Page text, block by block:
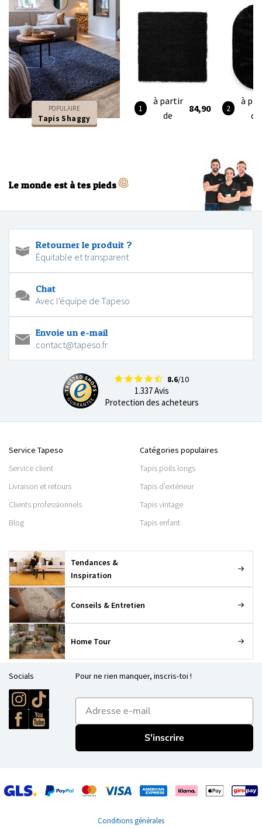
POPULAIRE
Tapis Shaggy
à partir
de
84,90
à
de
Le monde est à tes pieds
Retourner le produit ?
Équitable et transparent
Chat
Avec l'équipe de Tapeso
Envoie un e-mail
contact@tapeso.fr
8.6/10
1.337 Avis
Protection des acheteurs
Service Tapeso
Service client
Livraison et retours
Clients professionnels
Blog
Catégories populaires
Tapis poils longs
Tapis d’extérieur
Tapis vintage
Tapis enfant
Tendances &
Inspiration
Conseils & Entretien
Home Tour
Socials Pour ne rien manquer, inscris-toi !
E-mailadres
S'inscrire
Conditions générales